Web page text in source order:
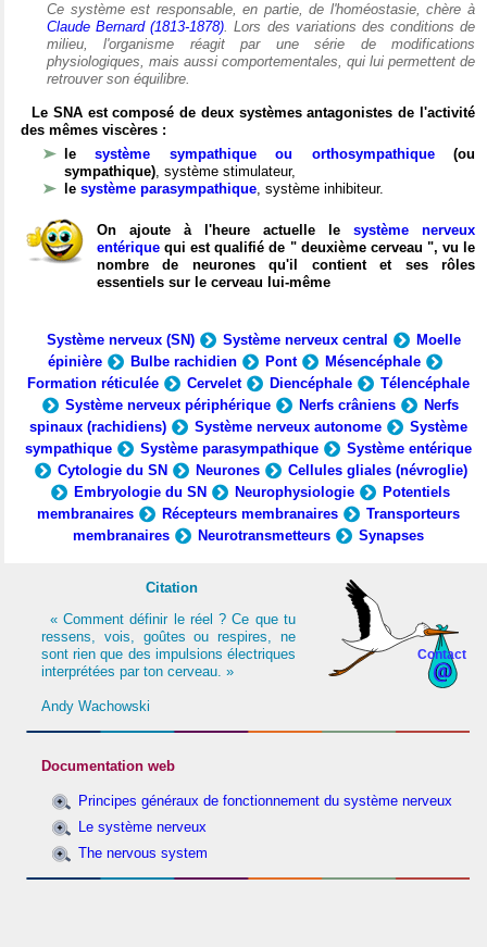
Ce système est responsable, en partie, de l'homéostasie, chère à
Claude Bernard (1813-1878). Lors des variations des conditions de
milieu, l'organisme réagit par une série de modifications
physiologiques, mais aussi comportementales, qui lui permettent de
retrouver son équilibre.
Le SNA est composé de deux systèmes antagonistes de l'activité
des mêmes viscères :
lesystème sympathique ou orthosympathique(ou
sympathique), système stimulateur,
le système parasympathique, système inhibiteur.
On ajoute à l'heure actuelle le système nerveux
entérique qui est qualifié de " deuxième cerveau ", vu le
nombre de neurones qu'il contient et ses rôles
essentiels sur le cerveau lui-même
Système nerveux (SN) Système nerveux central
Moelle
épinière
Bulbe rachidien Pont
Mésencéphale
Formation réticulée
Cervelet Diencéphale
Télencéphale
Système nerveux périphérique
Nerfs crâniens
Nerfs
spinaux (rachidiens)
Système nerveux autonome
Système
sympathique
Système parasympathique
Système entérique
Cytologie du SN
Neurones
Cellules gliales (névroglie)
Embryologie du SN
Neurophysiologie
Potentiels
membranaires
Récepteurs membranaires
Transporteurs
membranaires
Neurotransmetteurs Synapses
Contact
Citation
« Comment définir le réel ? Ce que tu
ressens, vois, goûtes ou respires, ne
sont rien que des impulsions électriques
interprétées par ton cerveau. »
Andy Wachowski
Documentation web
Principes généraux de fonctionnement du système nerveux
Le système nerveux
The nervous system